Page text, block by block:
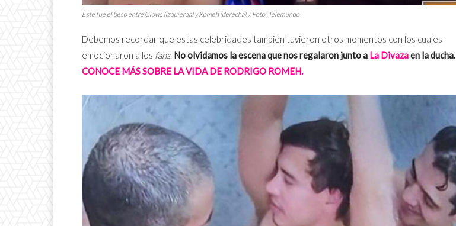
Este fue el beso entre Clovis (izquierda) y Romeh (derecha). / Foto: Telemundo
Debemos recordar que estas celebridades también tuvieron otros momentos con los cuales
emocionaron a los fans. No olvidamos la escena que nos regalaron junto a La Divazaen la ducha.
CONOCE MÁS SOBRE LA VIDA DE RODRIGO ROMEH.